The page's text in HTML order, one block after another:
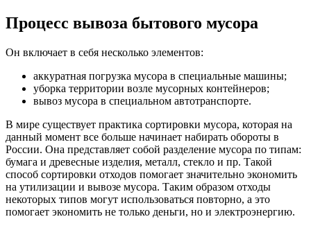
Процесс вывоза бытового мусора
Он включает в себя несколько элементов:
аккуратная погрузка мусора в специальные машины;
уборка территории возле мусорных контейнеров;
вывоз мусора в специальном автотранспорте.
В мире существует практика сортировки мусора, которая на
данный момент все больше начинает набирать обороты в
России. Она представляет собой разделение мусора по типам:
бумага и древесные изделия, металл, стекло и пр. Такой
способ сортировки отходов помогает значительно экономить
на утилизации и вывозе мусора. Таким образом отходы
некоторых типов могут использоваться повторно, а это
помогает экономить не только деньги, но и электроэнергию.